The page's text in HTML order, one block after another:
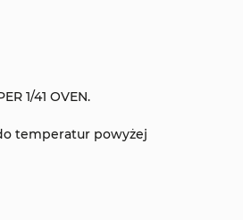
1/41 OVEN.
temperatur powyżej